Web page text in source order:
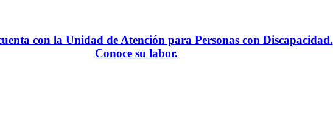
con la Unidad de Atención para Personas con Discapacidad.
Conoce su labor.